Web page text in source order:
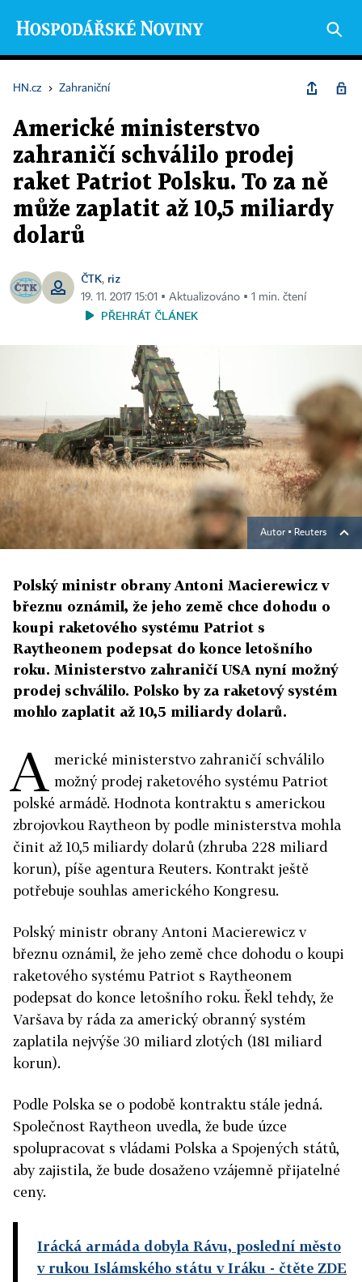
HN.cz › Zahraniční
Americké ministerstvo
zahraničí schválilo prodej
raket Patriot Polsku. To za ně
může zaplatit až 10,5 miliardy
dolarů
ČTK, riz
19. 11. 2017 15:01 ▪ Aktualizováno ▪ 1 min. čtení
PŘEHRÁT ČLÁNEK
Autor ▪ Reuters
Polský ministr obrany Antoni Macierewicz v
březnu oznámil, že jeho země chce dohodu o
koupi raketového systému Patriot s
Raytheonem podepsat do konce letošního
roku. Ministerstvo zahraničí USA nyní možný
prodej schválilo. Polsko by za raketový systém
mohlo zaplatit až 10,5 miliardy dolarů.
A merické ministerstvo zahraničí schválilo
možný prodej raketového systému Patriot
polské armádě. Hodnota kontraktu s americkou
zbrojovkou Raytheon by podle ministerstva mohla
činit až 10,5 miliardy dolarů (zhruba 228 miliard
korun), píše agentura Reuters. Kontrakt ještě
potřebuje souhlas amerického Kongresu.
Polský ministr obrany Antoni Macierewicz v
březnu oznámil, že jeho země chce dohodu o koupi
raketového systému Patriot s Raytheonem
podepsat do konce letošního roku. Řekl tehdy, že
Varšava by ráda za americký obranný systém
zaplatila nejvýše 30 miliard zlotých (181 miliard
korun).
Podle Polska se o podobě kontraktu stále jedná.
Společnost Raytheon uvedla, že bude úzce
spolupracovat s vládami Polska a Spojených států,
aby zajistila, že bude dosaženo vzájemně přijatelné
ceny.
Irácká armáda dobyla Rávu, poslední město
v rukou Islámského státu v Iráku - čtěte ZDE